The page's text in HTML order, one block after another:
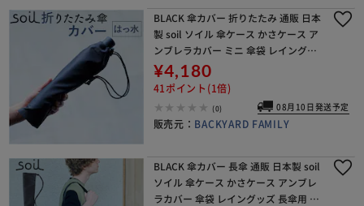
BLACK 傘カバー 折りたたみ 通販 日本
製 soil ソイル 傘ケース かさケース ア
ンブレラカバー ミニ 傘袋 レイングッ
ズ 折りたたみ傘用 折り畳み傘 洗える
洗濯 防水 アンブレラケース 傘
¥4,180
41ポイント(1倍)
(0) 08月10日発送予定
販売元： BACKYARD FAMILY
BLACK 傘カバー 長傘 通販 日本製 soil
ソイル 傘ケース かさケース アンブレ
ラカバー 傘袋 レイングッズ 長傘用 ロ